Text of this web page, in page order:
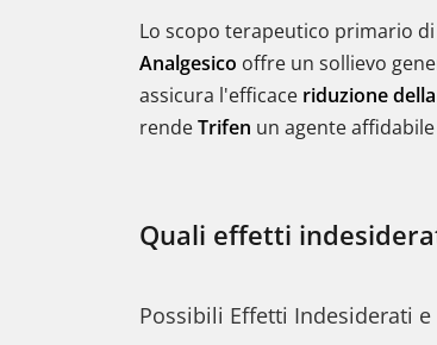
Lo scopo terapeutico primario di
Analgesico offre un sollievo
assicura l'efficace riduzione
rendeTrifen un agente
Quali effetti
Possibili Effetti Indesiderati